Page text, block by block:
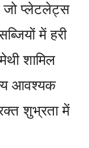
जो प्लेटलेट्स
में हरी
शामिल
आवश्यक
शुभ्रता में